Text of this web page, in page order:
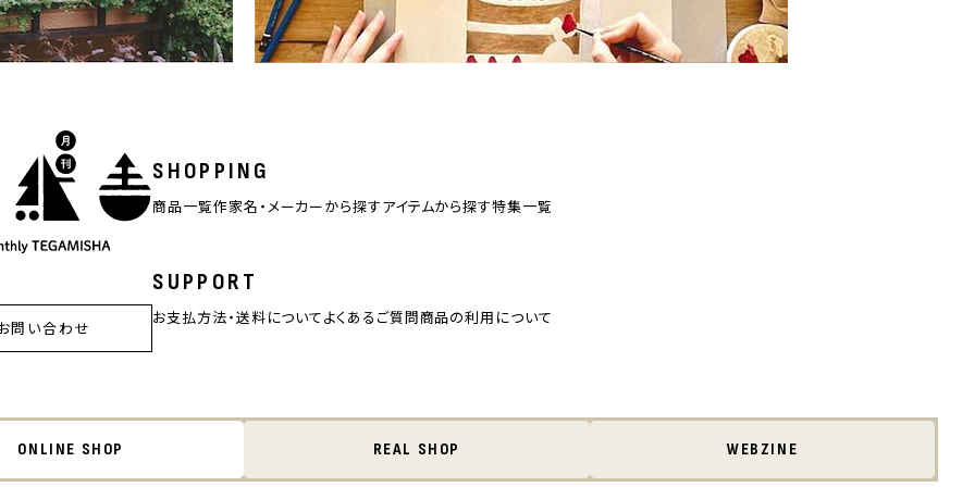
SHOPPING
商品一覧作家名・メーカーから探すアイテムから探す特集一覧
SUPPORT
お支払方法・送料についてよくあるご質問商品の利用について
問い合わせ
ONLINE SHOP REAL SHOP WEBZINE